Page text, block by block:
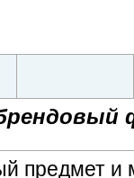
предмет и